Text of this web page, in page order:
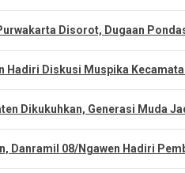
Disorot, Dugaan
Hadiri Diskusi Muspika
Dikukuhkan, Generasi Muda
Danramil 08/Ngawen Hadiri